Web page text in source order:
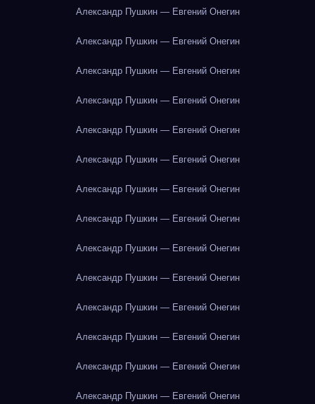
Александр Пушкин — Евгений Онегин
Александр Пушкин — Евгений Онегин
Александр Пушкин — Евгений Онегин
Александр Пушкин — Евгений Онегин
Александр Пушкин — Евгений Онегин
Александр Пушкин — Евгений Онегин
Александр Пушкин — Евгений Онегин
Александр Пушкин — Евгений Онегин
Александр Пушкин — Евгений Онегин
Александр Пушкин — Евгений Онегин
Александр Пушкин — Евгений Онегин
Александр Пушкин — Евгений Онегин
Александр Пушкин — Евгений Онегин
Александр Пушкин — Евгений Онегин